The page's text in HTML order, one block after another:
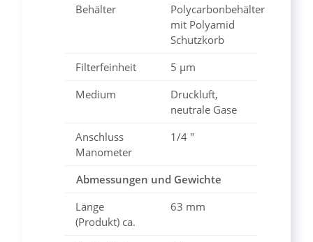
Behälter
Polycarbonbehälter
mit Polyamid
Schutzkorb
Filterfeinheit
5 μm
Medium
Druckluft,
neutrale Gase
Anschluss
Manometer
1/4 "
Abmessungen und Gewichte
Länge
(Produkt) ca.
63 mm